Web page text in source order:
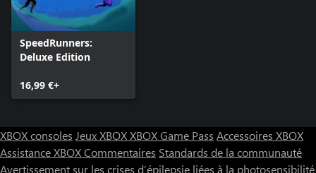
SpeedRunners:
Deluxe Edition
16,99 €+
XBOX consoles Jeux XBOXXBOX Game Pass Accessoires XBOX
Assistance XBOXCommentaires Standards de la communauté
Avertissement sur les crises d’épilepsie liées à la photosensibilité